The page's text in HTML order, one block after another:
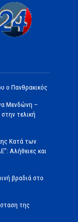
ο Πανθρακικός
Μενδώνη –
τελική
Κατά των
Αλήθειες και
βραδιά στο
της